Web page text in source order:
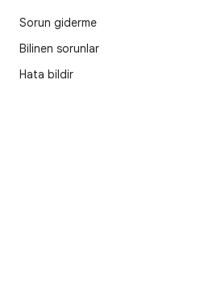
Sorun giderme
Bilinen sorunlar
Hata bildir